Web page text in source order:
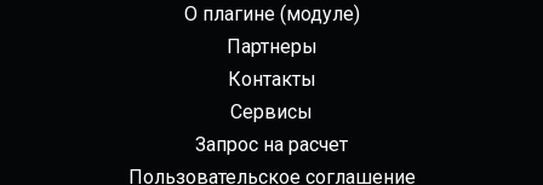
О плагине (модуле)
Партнеры
Контакты
Сервисы
Запрос на расчет
Пользовательское соглашение